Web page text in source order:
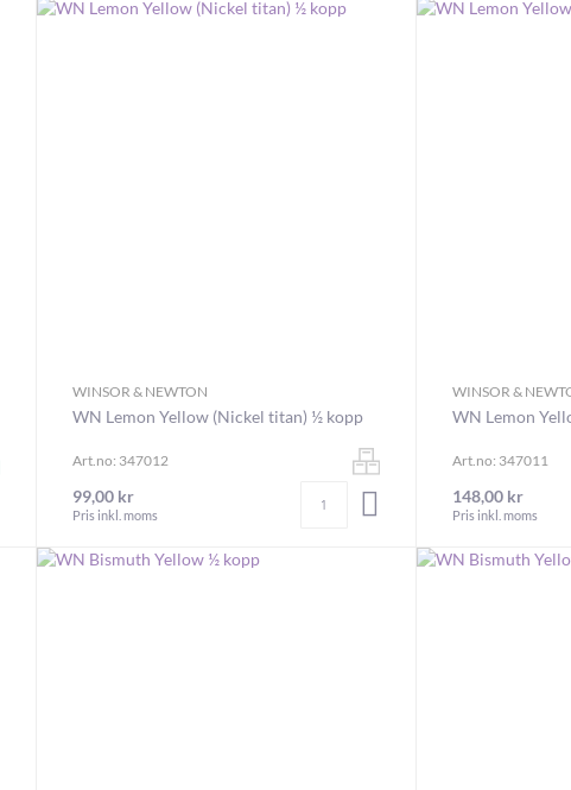
LÄGG I VARUKORGEN
WINSOR & NEWTON
WN Lemon Yellow (Nickel titan) ½ kopp
Art.no: 347012
99,00 kr
Pris inkl. moms
LÄGG I VARUKORGEN
WINSOR &
WN Lemon
Art.no: 347011
148,00 kr
Pris inkl. moms